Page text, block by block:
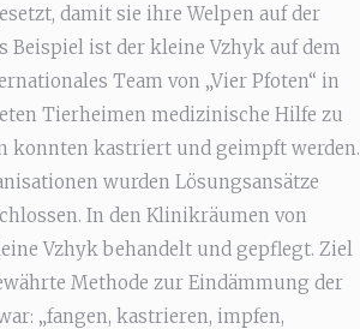
damit sie ihre Welpen auf der
Beispiel ist der kleine Vzhyk auf dem
Team von „Vier Pfoten“ in
Tierheimen medizinische Hilfe zu
konnten kastriert und geimpft werden.
wurden Lösungsansätze
In den Klinikräumen von
Vzhyk behandelt und gepflegt. Ziel
Methode zur Eindämmung der
„fangen, kastrieren, impfen,